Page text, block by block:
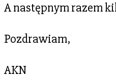
A następnym razem
Pozdrawiam,
AKN